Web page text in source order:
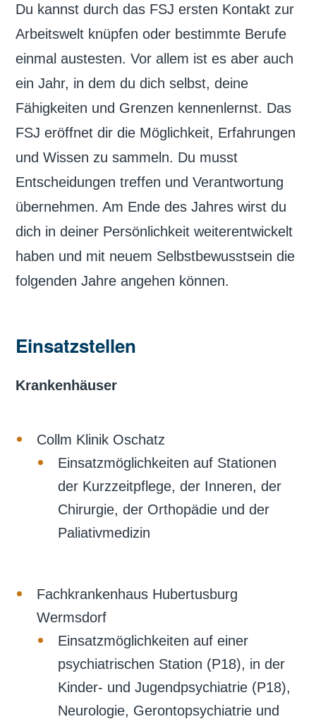
Du kannst durch das FSJ ersten Kontakt zur
Arbeitswelt knüpfen oder bestimmte Berufe
einmal austesten. Vor allem ist es aber auch
ein Jahr, in dem du dich selbst, deine
Fähigkeiten und Grenzen kennenlernst. Das
FSJ eröffnet dir die Möglichkeit, Erfahrungen
und Wissen zu sammeln. Du musst
Entscheidungen treffen und Verantwortung
übernehmen. Am Ende des Jahres wirst du
dich in deiner Persönlichkeit weiterentwickelt
haben und mit neuem Selbstbewusstsein die
folgenden Jahre angehen können.
Einsatzstellen
Krankenhäuser
Collm Klinik Oschatz
Einsatzmöglichkeiten auf Stationen
der Kurzzeitpflege, der Inneren, der
Chirurgie, der Orthopädie und der
Paliativmedizin
Fachkrankenhaus Hubertusburg
Wermsdorf
Einsatzmöglichkeiten auf einer
psychiatrischen Station (P18), in der
Kinder- und Jugendpsychiatrie (P18),
Neurologie, Gerontopsychiatrie und